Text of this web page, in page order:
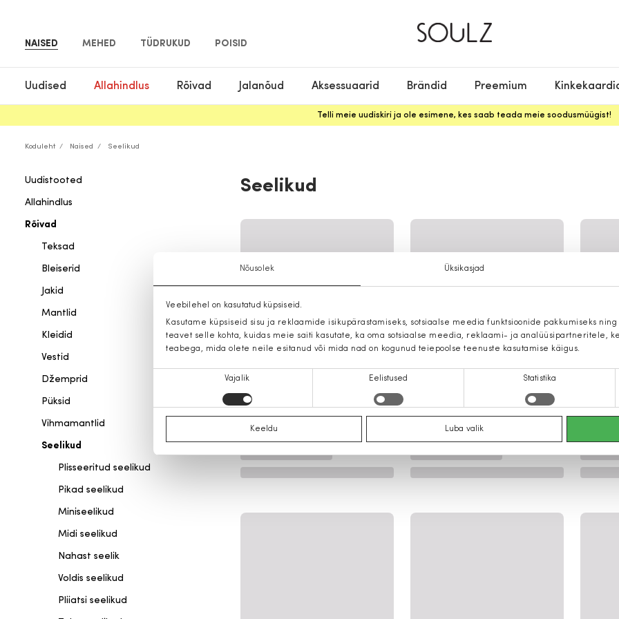
Nõusolek Üksikasjad
Veebilehel on kasutatud küpsiseid.
Kasutame küpsiseid sisu ja reklaamide isikupärastamiseks, sotsiaalse meedia funktsioonide pakkumiseks
teavet selle kohta, kuidas meie saiti kasutate, ka oma sotsiaalse meedia, reklaami- ja analüüsipartneritele,
teabega, mida olete neile esitanud või mida nad on kogunud teiepoolse teenuste kasutamise käigus.
Vajalik Eelistused Statistika
Keeldu Luba valik
NAISED MEHED TÜDRUKUD POISID
Uudised Allahindlus Rõivad Jalanõud Aksessuaarid Brändid Preemium
Telli meie uudiskiri ja ole esimene, kes saab teada meie soodusmüügist!
Koduleht Naised Seelikud
Uudistooted
Allahindlus
Rõivad
Teksad
Bleiserid
Jakid
Mantlid
Kleidid
Vestid
Džemprid
Püksid
Vihmamantlid
Seelikud
Plisseeritud seelikud
Pikad seelikud
Miniseelikud
Midi seelikud
Nahast seelik
Voldis seelikud
Pliiatsi seelikud
Seelikud